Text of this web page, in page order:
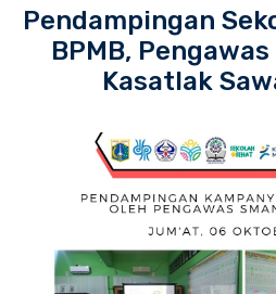
Pendampingan
BPMB,
Kasatlak